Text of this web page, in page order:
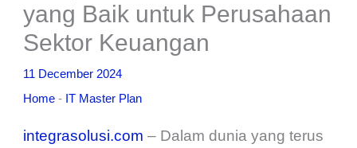
yang Baik untuk Perusahaan
Sektor Keuangan
11 December 2024
Home - IT Master Plan
integrasolusi.com – Dalam dunia yang terus